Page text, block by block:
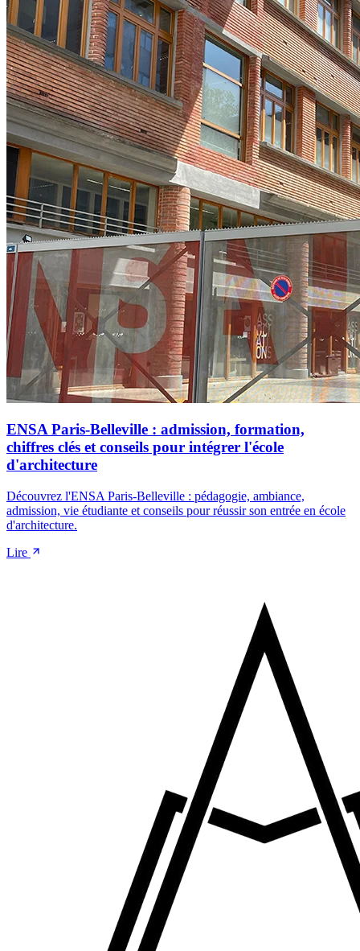
ENSA Paris-Belleville : admission, formation,
chiffres clés et conseils pour intégrer l'école
d'architecture
Découvrez l'ENSA Paris-Belleville : pédagogie, ambiance,
admission, vie étudiante et conseils pour réussir son entrée en école
d'architecture.
Lire